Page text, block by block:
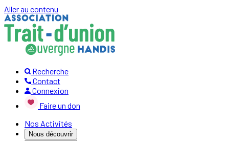
Aller au contenu
Recherche
Contact
Connexion
Faire un don
Nos Activités
Nous découvrir